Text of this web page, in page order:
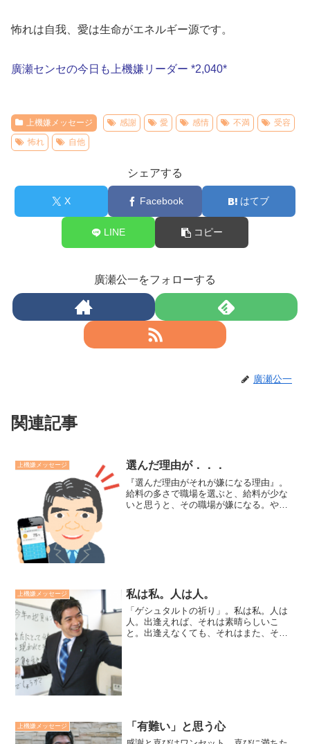
怖れは自我、愛は生命がエネルギー源です。
廣瀬センセの今日も上機嫌リーダー *2,040*
上機嫌メッセージ 感謝 愛 感情 不満
受容
怖れ
自他
シェアする
X Facebook はてブ
LINE コピー
廣瀬公一をフォローする
廣瀬公一
関連記事
上機嫌メッセージ 選んだ理由が．．．
『選んだ理由がそれが嫌になる理由』。
給料の多さで職場を選ぶと、給料が少な
いと思うと、その職場が嫌になる。やり
上機嫌メッセージ 私は私。人は人。
「ゲシュタルトの祈り」。私は私。人は
人。出逢えれば、それは素晴らしいこ
と。出逢えなくても、それはまた、そ
上機嫌メッセージ 「有難い」と思う心